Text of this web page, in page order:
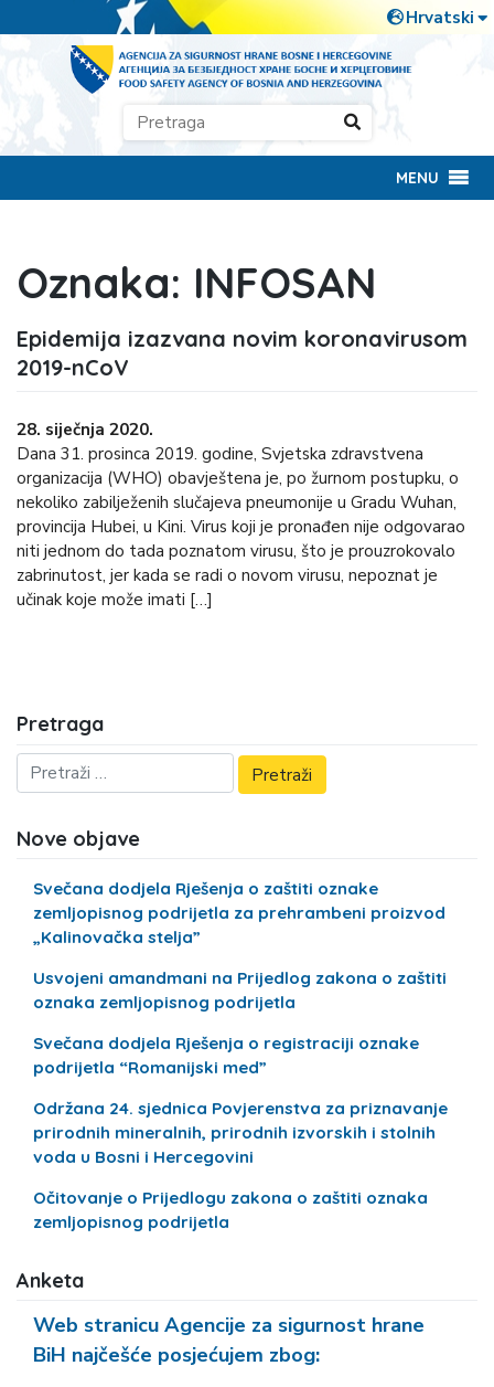
MENU
Oznaka: INFOSAN
Epidemija izazvana novim koronavirusom
2019-nCoV
28. siječnja 2020.
Dana 31. prosinca 2019. godine, Svjetska zdravstvena
organizacija (WHO) obavještena je, po žurnom postupku, o
nekoliko zabilježenih slučajeva pneumonije u Gradu Wuhan,
provincija Hubei, u Kini. Virus koji je pronađen nije odgovarao
niti jednom do tada poznatom virusu, što je prouzrokovalo
zabrinutost, jer kada se radi o novom virusu, nepoznat je
učinak koje može imati […]
Pretraga
Nove objave
Svečana dodjela Rješenja o zaštiti oznake
zemljopisnog podrijetla za prehrambeni proizvod
„Kalinovačka stelja”
Usvojeni amandmani na Prijedlog zakona o zaštiti
oznaka zemljopisnog podrijetla
Svečana dodjela Rješenja o registraciji oznake
podrijetla “Romanijski med”
Održana 24. sjednica Povjerenstva za priznavanje
prirodnih mineralnih, prirodnih izvorskih i stolnih
voda u Bosni i Hercegovini
Očitovanje o Prijedlogu zakona o zaštiti oznaka
zemljopisnog podrijetla
Anketa
Web stranicu Agencije za sigurnost hrane
BiH najčešće posjećujem zbog: